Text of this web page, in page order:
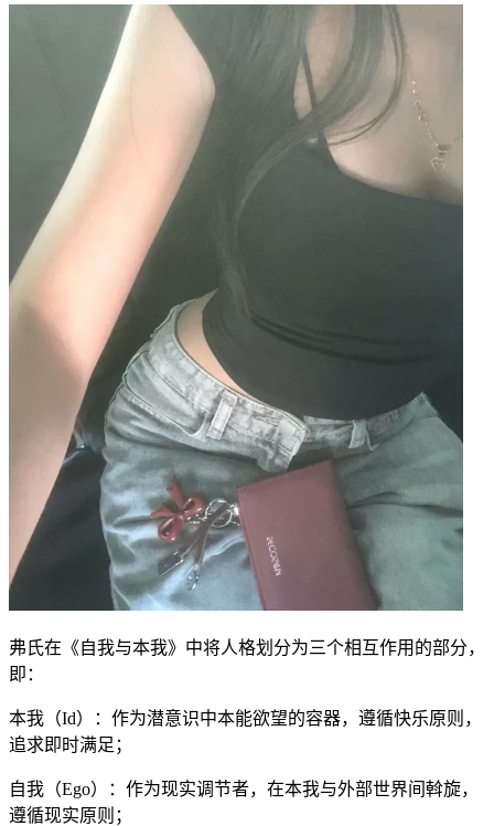
弗氏在《自我与本我》中将人格划分为三个相互作用的部分，
即：
本我（Id）：作为潜意识中本能欲望的容器，遵循快乐原则，
追求即时满足；
自我（Ego）：作为现实调节者，在本我与外部世界间斡旋，
遵循现实原则；